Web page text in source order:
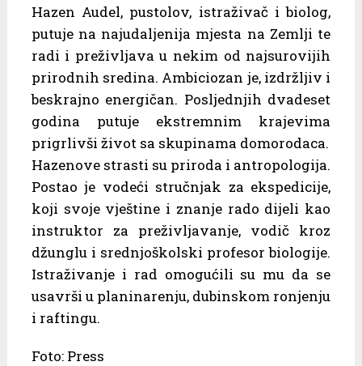
Hazen Audel, pustolov, istraživač i biolog,
putuje na najudaljenija mjesta na Zemlji te
radi i preživljava u nekim od najsurovijih
prirodnih sredina. Ambiciozan je, izdržljiv i
beskrajno energičan. Posljednjih dvadeset
godina putuje ekstremnim krajevima
prigrlivši život sa skupinama domorodaca.
Hazenove strasti su priroda i antropologija.
Postao je vodeći stručnjak za ekspedicije,
koji svoje vještine i znanje rado dijeli kao
instruktor za preživljavanje, vodič kroz
džunglu i srednjoškolski profesor biologije.
Istraživanje i rad omogućili su mu da se
usavrši u planinarenju, dubinskom ronjenju
i raftingu.
Foto: Press